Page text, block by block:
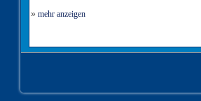
» mehr anzeigen